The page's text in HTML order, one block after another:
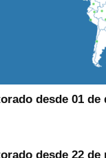
desde 01 de
desde 22 de